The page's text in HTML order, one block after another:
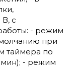
с
- режим
при
таймера по
мин); - режим